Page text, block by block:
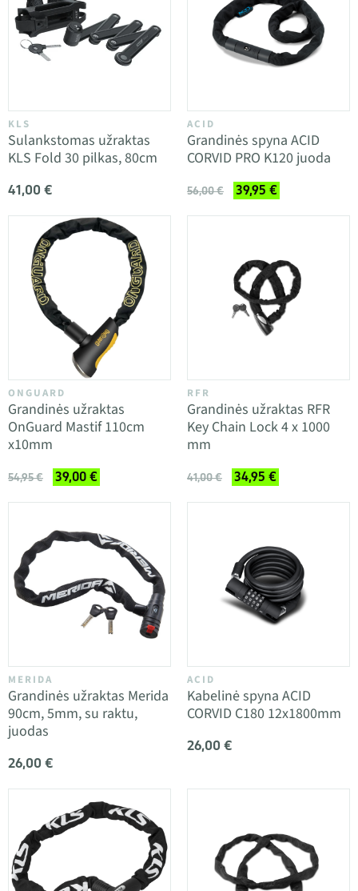
KLS
Sulankstomas užraktas
KLS Fold 30 pilkas, 80cm
41,00 €
ACID
Grandinės spyna ACID
CORVID PRO K120 juoda
56,00 € 39,95 €
ONGUARD
Grandinės užraktas
OnGuard Mastif 110cm
x10mm
54,95 € 39,00 €
RFR
Grandinės užraktas RFR
Key Chain Lock 4 x 1000
mm
41,00 € 34,95 €
MERIDA
Grandinės užraktas Merida
90cm, 5mm, su raktu,
juodas
26,00 €
ACID
Kabelinė spyna ACID
CORVID C180 12x1800mm
26,00 €